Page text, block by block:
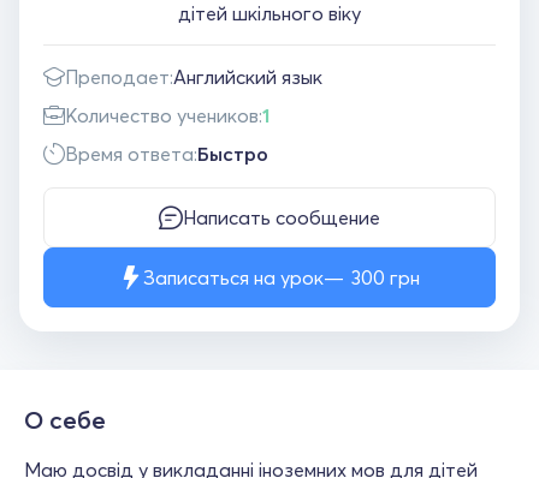
дітей шкільного віку
Преподает:Английский язык
Количество учеников:1
Время ответа:Быстро
Написать сообщение
Записаться на урок 300 грн
О себе
Маю досвід у викладанні іноземних мов для дітей